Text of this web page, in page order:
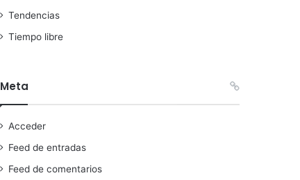
Tendencias
Tiempo libre
Meta
Acceder
Feed de entradas
Feed de comentarios